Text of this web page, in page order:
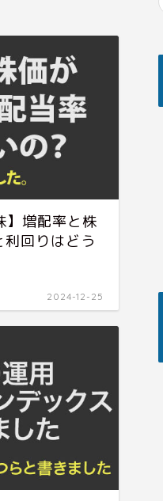
】増配率と株
回りはどう
2024-12-25